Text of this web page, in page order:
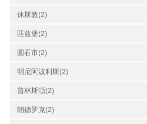
休斯敦(2)
匹兹堡(2)
圆石市(2)
明尼阿波利斯(2)
普林斯顿(2)
朗德罗克(2)